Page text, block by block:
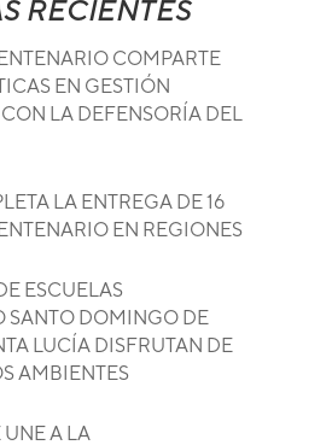
RECIENTES
COMPARTE
EN GESTIÓN
LA DEFENSORÍA DEL
LA ENTREGA DE 16
EN REGIONES
ESCUELAS
SANTO DOMINGO DE
LUCÍA DISFRUTAN DE
AMBIENTES
UNE A LA